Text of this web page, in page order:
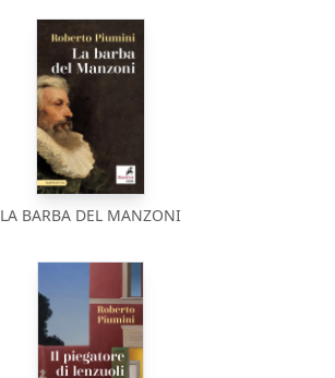
LA BARBA DEL MANZONI